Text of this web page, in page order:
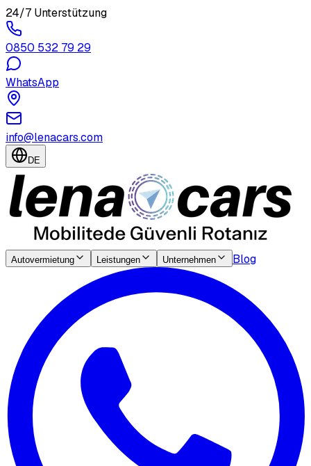
24/7 Unterstützung
0850 532 79 29
WhatsApp
info@lenacars.com
DE
Autovermietung Leistungen Unternehmen Blog